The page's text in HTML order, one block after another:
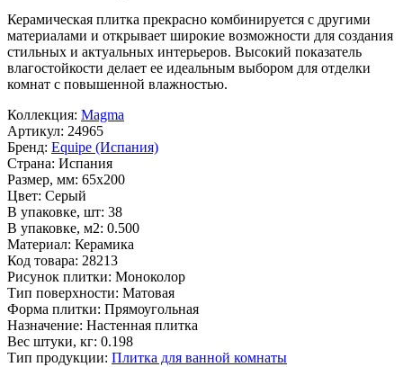
Керамическая плитка прекрасно комбинируется с другими
материалами и открывает широкие возможности для создания
стильных и актуальных интерьеров. Высокий показатель
влагостойкости делает ее идеальным выбором для отделки
комнат с повышенной влажностью.
Коллекция: Magma
Артикул: 24965
Бренд: Equipe (Испания)
Страна: Испания
Размер, мм: 65x200
Цвет: Серый
В упаковке, шт: 38
В упаковке, м2: 0.500
Материал: Керамика
Код товара: 28213
Рисунок плитки: Моноколор
Тип поверхности: Матовая
Форма плитки: Прямоугольная
Назначение: Настенная плитка
Вес штуки, кг: 0.198
Тип продукции: Плитка для ванной комнаты